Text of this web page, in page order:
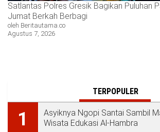
Satlantas Polres Gresik Bagikan Puluhan
Jumat Berkah Berbagi
oleh Beritautama.co
Agustus 7, 2026
TERPOPULER
1
Asyiknya Ngopi Santai Sambil
Wisata Edukasi Al-Hambra